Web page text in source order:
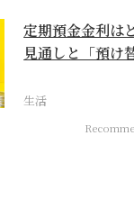
定期預金金利は
見通しと「預け
生活